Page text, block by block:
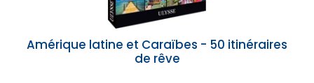
Amérique latine et Caraïbes - 50 itinéraires
de rêve